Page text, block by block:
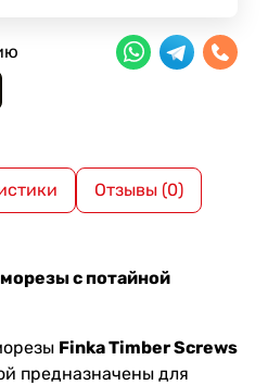
Отзывы (0)
с потайной
Finka Timber Screws
предназначены для